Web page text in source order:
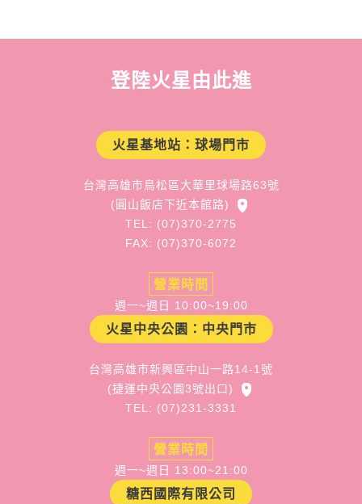
登陸火星由此進
火星基地站：球場門市
台灣高雄市鳥松區大華里球場路63號
(圓山飯店下近本館路)
TEL: (07)370-2775
FAX: (07)370-6072
營業時間
週一~週日 10:00~19:00
火星中央公園：中央門市
台灣高雄市新興區中山一路14-1號
(捷運中央公園3號出口)
TEL: (07)231-3331
營業時間
週一~週日 13:00~21:00
糖西國際有限公司